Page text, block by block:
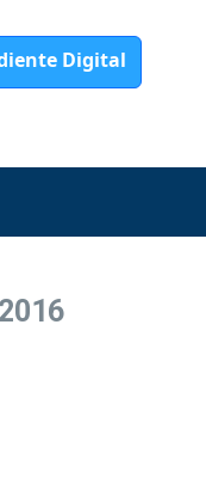
Digital